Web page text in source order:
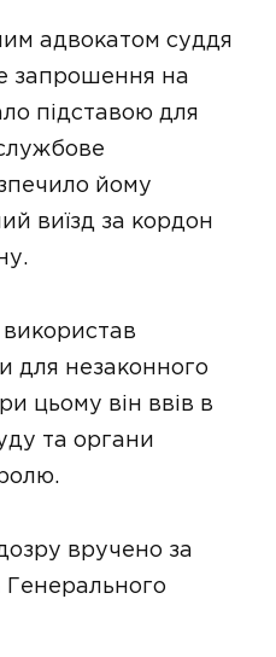
адвокатом суддя
запрошення на
підставою для
йому
виїзд за кордон
для незаконного
цьому він ввів в
та органи
вручено за
Генерального